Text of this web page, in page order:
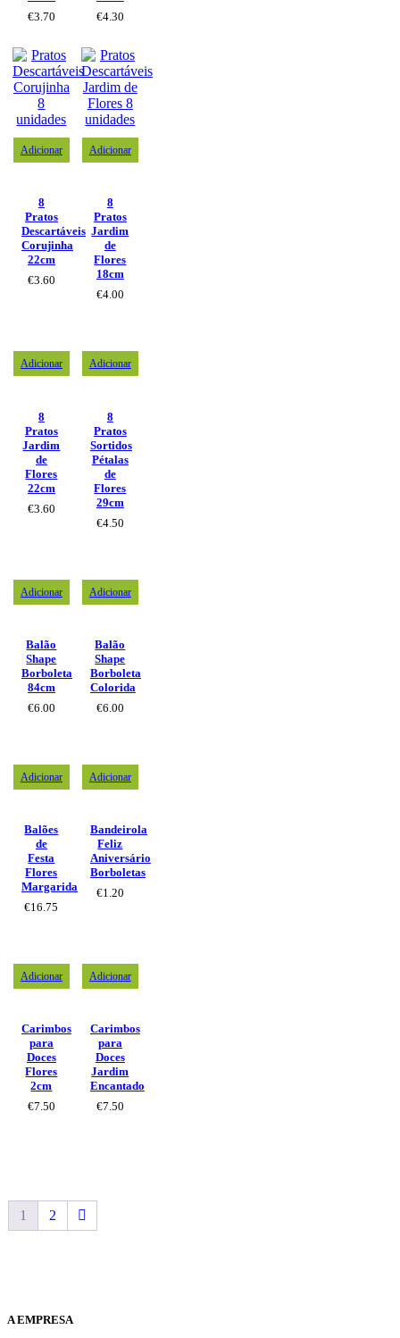
€3.70
€4.30
Adicionar
8
Pratos
Descartáveis
Corujinha
22cm
€3.60
Adicionar
8
Pratos
Jardim
de
Flores
18cm
€4.00
Adicionar
8
Pratos
Jardim
de
Flores
22cm
€3.60
Adicionar
8
Pratos
Sortidos
Pétalas
de
Flores
29cm
€4.50
Adicionar
Balão
Shape
Borboleta
84cm
€6.00
Adicionar
Balão
Shape
Borboleta
Colorida
€6.00
Adicionar
Balões
de
Festa
Flores
Margarida
€16.75
Adicionar
Bandeirola
Feliz
Aniversário
Borboletas
€1.20
Adicionar
Carimbos
para
Doces
Flores
2cm
€7.50
Adicionar
Carimbos
para
Doces
Jardim
Encantado
€7.50
1 2
A EMPRESA